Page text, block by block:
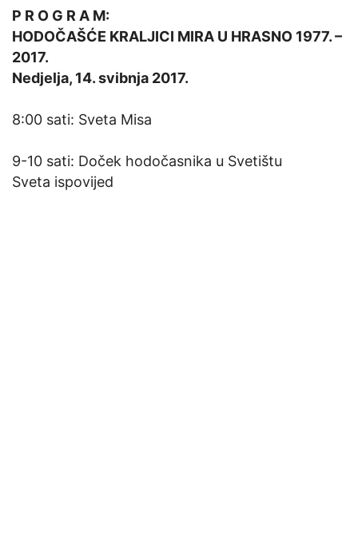
P R O G R A M:
HODOČAŠĆE KRALJICI MIRA U HRASNO 1977. –
2017.
Nedjelja, 14. svibnja 2017.
8:00 sati: Sveta Misa
9-10 sati: Doček hodočasnika u Svetištu
Sveta ispovijed